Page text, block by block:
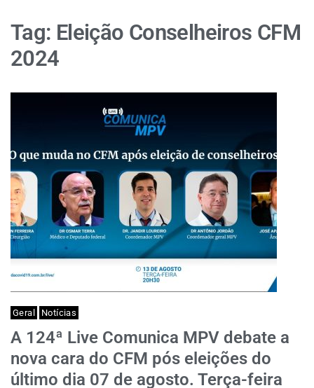
Tag: Eleição Conselheiros CFM
2024
Geral Notícias
A 124ª Live Comunica MPV debate a
nova cara do CFM pós eleições do
último dia 07 de agosto. Terça-feira